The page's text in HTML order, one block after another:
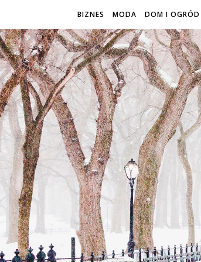
BIZNES MODA DOM I OGRÓD